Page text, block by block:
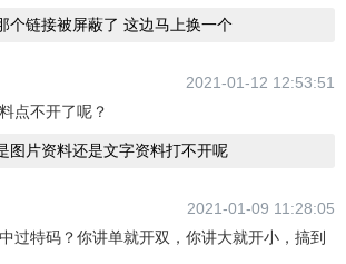
个链接被屏蔽了 这边马上换一个
2021-01-12 12:53:51
点不开了呢？
图片资料还是文字资料打不开呢
2021-01-09 11:28:05
过特码？你讲单就开双，你讲大就开小，搞到